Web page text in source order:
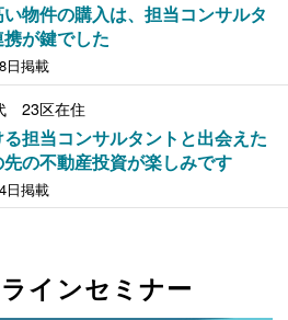
物件の購入は、担当コンサルタ
が鍵でした
日掲載
23区在住
担当コンサルタントと出会えた
の不動産投資が楽しみです
日掲載
インセミナー